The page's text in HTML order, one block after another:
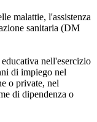
malattie, l'assistenza
sanitaria (DM
nell'esercizio
di impiego nel
o private, nel
di dipendenza o